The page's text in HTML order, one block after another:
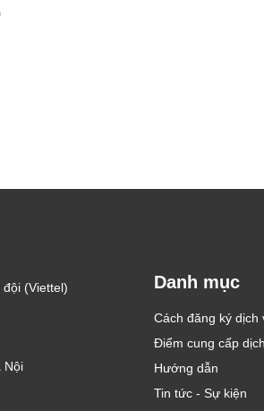
(Viettel)
Nội
Danh mục
Cách đăng ký dịch
Điểm cung cấp
Hướng dẫn
Tin tức - Sự kiện